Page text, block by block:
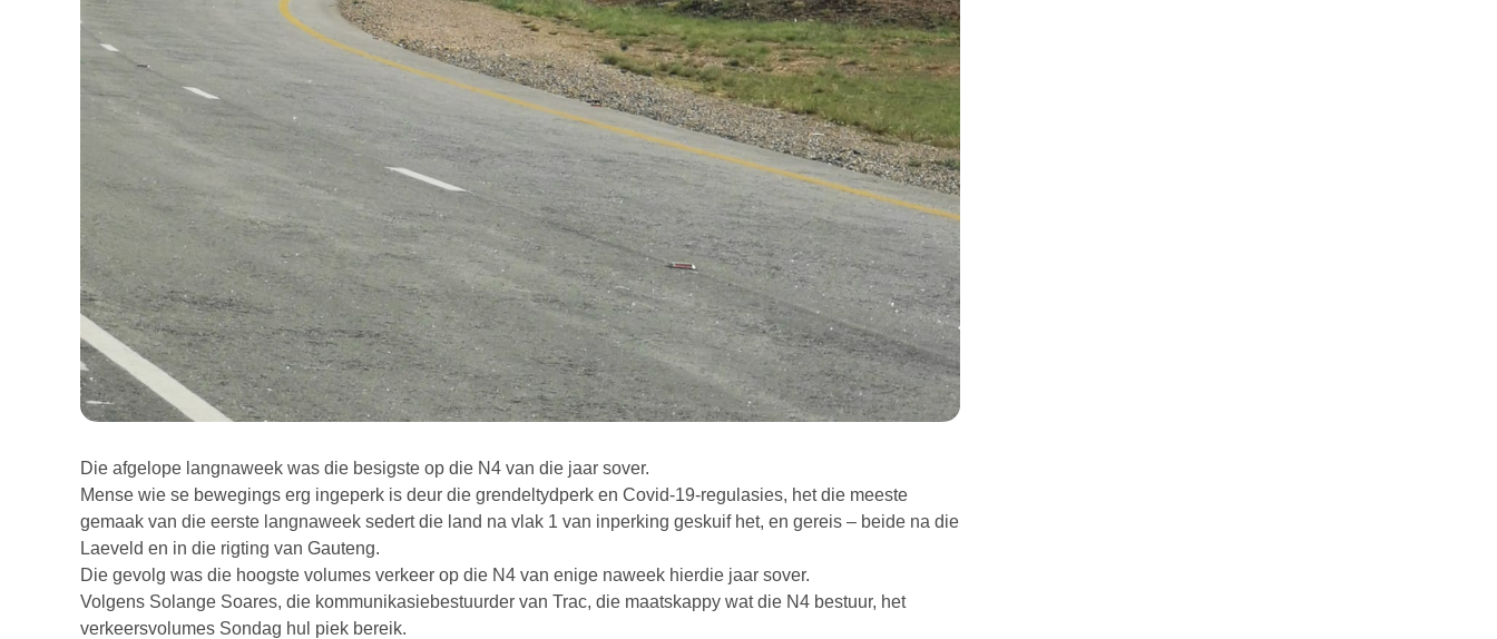
Die afgelope langnaweek was die besigste op die N4 van die jaar sover.
Mense wie se bewegings erg ingeperk is deur die grendeltydperk en Covid-19-regulasies, het die meeste
gemaak van die eerste langnaweek sedert die land na vlak 1 van inperking geskuif het, en gereis – beide na die
Laeveld en in die rigting van Gauteng.
Die gevolg was die hoogste volumes verkeer op die N4 van enige naweek hierdie jaar sover.
Volgens Solange Soares, die kommunikasiebestuurder van Trac, die maatskappy wat die N4 bestuur, het
verkeersvolumes Sondag hul piek bereik.